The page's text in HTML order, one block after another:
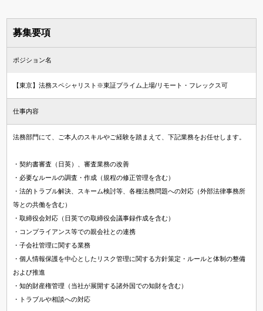
募集要項
ポジション名
【東京】法務スペシャリスト※東証プライム上場/リモート・フレックス可
仕事内容
法務部門にて、ご本人のスキルやご経験を踏まえて、下記業務をお任せします。
・契約書審査（日英）、審査業務の改善
・必要なルールの調査・作成（規程の修正管理を含む）
・法的トラブル解決、スキーム検討等、各種法務問題への対応（外部法律事務所
等との共働を含む）
・取締役会対応（日英での取締役会議事録作成を含む）
・コンプライアンス等での親会社との連携
・子会社管理に関する業務
・個人情報保護を中心としたリスク管理に関する方針策定・ルールと体制の整備
および推進
・知的財産権管理（当社が展開する諸外国での知財を含む）
・トラブルや相談への対応